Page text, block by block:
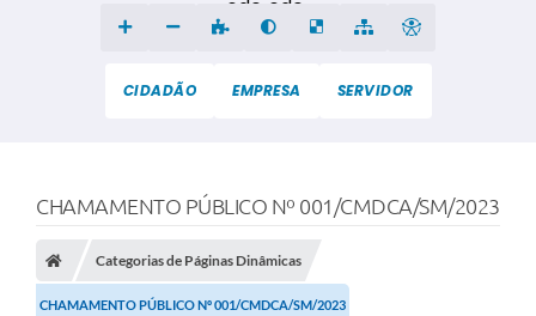
CIDADÃO EMPRESA SERVIDOR
CHAMAMENTO PÚBLICO Nº 001/CMDCA/SM/2023
Categorias de Páginas Dinâmicas
CHAMAMENTO PÚBLICO Nº 001/CMDCA/SM/2023